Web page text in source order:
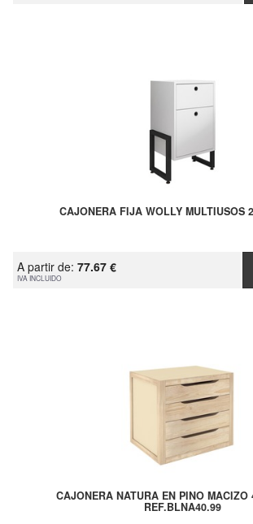
CAJONERA FIJA WOLLY MULTIUSOS
A partir de: 77.67 €
IVA INCLUIDO
CAJONERA NATURA EN PINO MACIZO
REF.BLNA40.99